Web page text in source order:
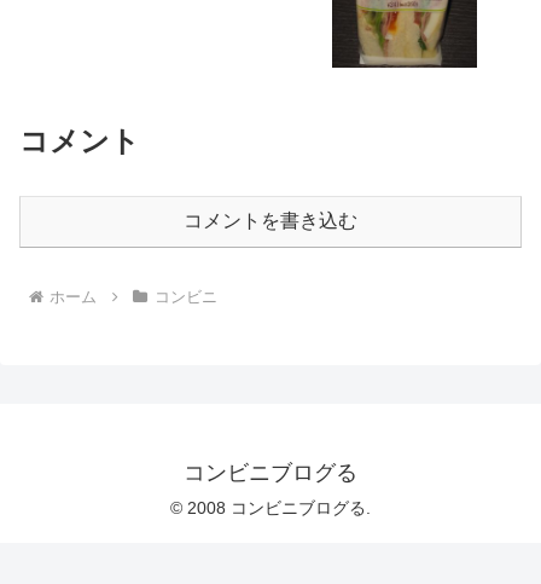
コメント
コメントを書き込む
ホーム コンビニ
コンビニブログる
© 2008 コンビニブログる.